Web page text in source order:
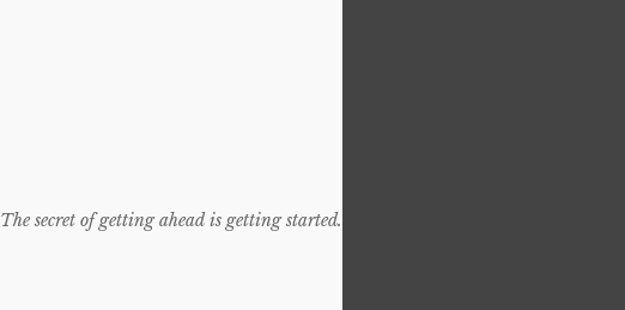
The secret of getting ahead is getting started.